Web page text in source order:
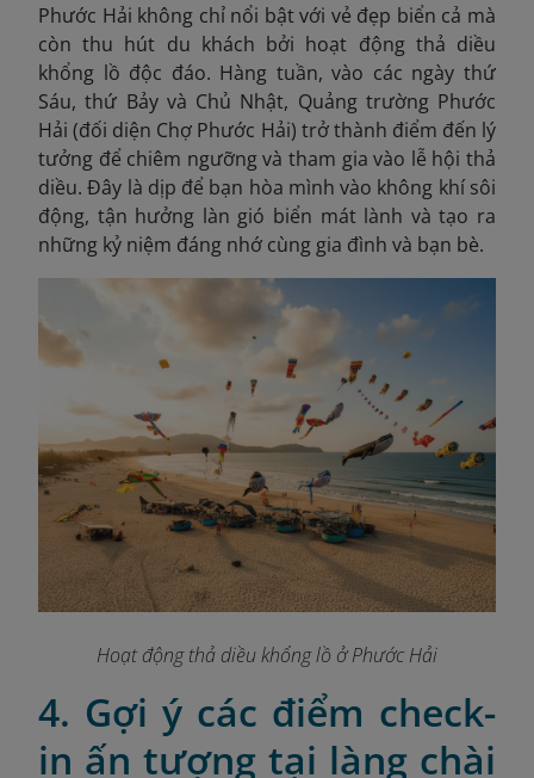
Phước Hải không chỉ nổi bật với vẻ đẹp biển cả mà
còn thu hút du khách bởi hoạt động thả diều
khổng lồ độc đáo. Hàng tuần, vào các ngày thứ
Sáu, thứ Bảy và Chủ Nhật, Quảng trường Phước
Hải (đối diện Chợ Phước Hải) trở thành điểm đến lý
tưởng để chiêm ngưỡng và tham gia vào lễ hội thả
diều. Đây là dịp để bạn hòa mình vào không khí sôi
động, tận hưởng làn gió biển mát lành và tạo ra
những kỷ niệm đáng nhớ cùng gia đình và bạn bè.
Hoạt động thả diều khổng lồ ở Phước Hải
4. Gợi ý các điểm check-
in ấn tượng tại làng chài